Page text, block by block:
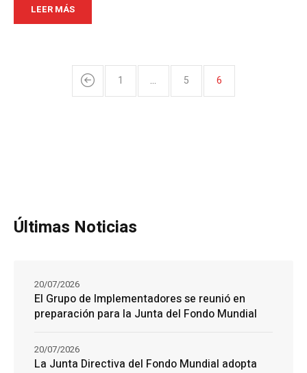
LEER MÁS
1 … 5 6
Últimas Noticias
El Grupo de Implementadores se reunió en
preparación para la Junta del Fondo Mundial
20/07/2026
La Junta Directiva del Fondo Mundial adopta
20/07/2026